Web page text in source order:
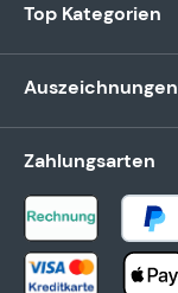
Top Kategorien
Auszeichnungen
Zahlungsarten